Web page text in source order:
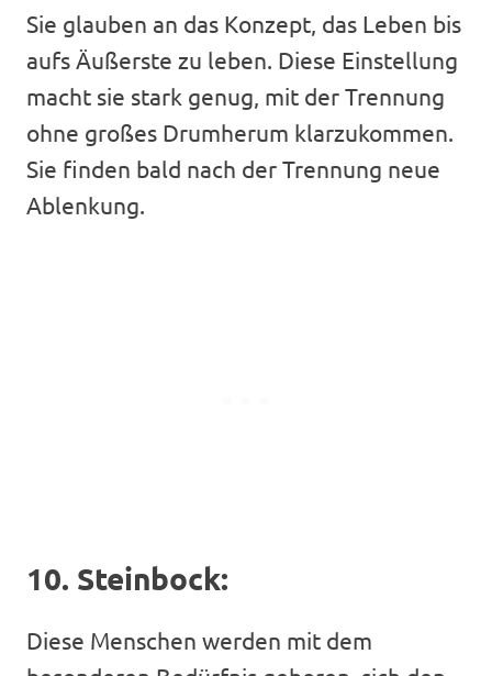
Sie glauben an das Konzept, das Leben bis
aufs Äußerste zu leben. Diese Einstellung
macht sie stark genug, mit der Trennung
ohne großes Drumherum klarzukommen.
Sie finden bald nach der Trennung neue
Ablenkung.
10. Steinbock:
Diese Menschen werden mit dem